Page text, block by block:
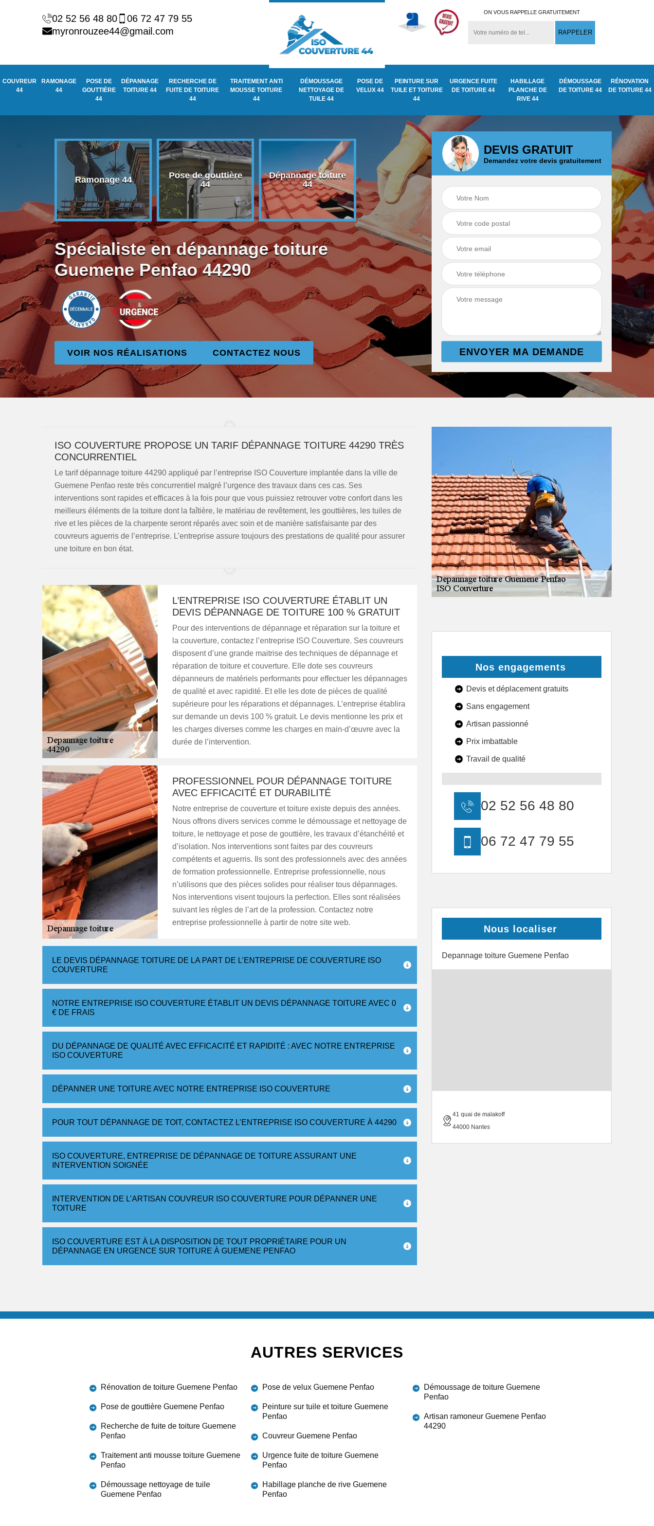
02 52 56 48 80
06 72 47 79 55
myronrouzee44@gmail.com
ON VOUS RAPPELLE GRATUITEMENT
COUVREUR
44
RAMONAGE
44
POSE DE
GOUTTIÈRE
44
DÉPANNAGE
TOITURE 44
RECHERCHE DE
FUITE DE TOITURE
44
TRAITEMENT ANTI
MOUSSE TOITURE
44
DÉMOUSSAGE
NETTOYAGE DE
TUILE 44
POSE DE
VELUX 44
PEINTURE SUR
TUILE ET TOITURE
44
URGENCE FUITE
DE TOITURE 44
HABILLAGE
PLANCHE DE
RIVE 44
DÉMOUSSAGE
DE TOITURE 44
RÉNOVATION
DE TOITURE 44
Ramonage 44
Pose de gouttière
44
Dépannage toiture
44
Recherche de fuite
de toiture 44
Traitement anti
Démoussage
nettoyage de tuile
44
Spécialiste en dépannage toiture
Guemene Penfao 44290
VOIR NOS RÉALISATIONS CONTACTEZ NOUS
DEVIS GRATUIT
Demandez votre devis gratuitement
ISO COUVERTURE PROPOSE UN TARIF DÉPANNAGE TOITURE 44290 TRÈS
CONCURRENTIEL
Le tarif dépannage toiture 44290 appliqué par l’entreprise ISO Couverture implantée dans la ville de
Guemene Penfao reste très concurrentiel malgré l’urgence des travaux dans ces cas. Ses
interventions sont rapides et efficaces à la fois pour que vous puissiez retrouver votre confort dans les
meilleurs éléments de la toiture dont la faîtière, le matériau de revêtement, les gouttières, les tuiles de
rive et les pièces de la charpente seront réparés avec soin et de manière satisfaisante par des
couvreurs aguerris de l’entreprise. L’entreprise assure toujours des prestations de qualité pour assurer
une toiture en bon état.
L’ENTREPRISE ISO COUVERTURE ÉTABLIT UN
DEVIS DÉPANNAGE DE TOITURE 100 % GRATUIT
Pour des interventions de dépannage et réparation sur la toiture et
la couverture, contactez l’entreprise ISO Couverture. Ses couvreurs
disposent d’une grande maitrise des techniques de dépannage et
réparation de toiture et couverture. Elle dote ses couvreurs
dépanneurs de matériels performants pour effectuer les dépannages
de qualité et avec rapidité. Et elle les dote de pièces de qualité
supérieure pour les réparations et dépannages. L’entreprise établira
sur demande un devis 100 % gratuit. Le devis mentionne les prix et
les charges diverses comme les charges en main-d’œuvre avec la
durée de l’intervention.
PROFESSIONNEL POUR DÉPANNAGE TOITURE
AVEC EFFICACITÉ ET DURABILITÉ
Notre entreprise de couverture et toiture existe depuis des années.
Nous offrons divers services comme le démoussage et nettoyage de
toiture, le nettoyage et pose de gouttière, les travaux d’étanchéité et
d’isolation. Nos interventions sont faites par des couvreurs
compétents et aguerris. Ils sont des professionnels avec des années
de formation professionnelle. Entreprise professionnelle, nous
n’utilisons que des pièces solides pour réaliser tous dépannages.
Nos interventions visent toujours la perfection. Elles sont réalisées
suivant les règles de l’art de la profession. Contactez notre
entreprise professionnelle à partir de notre site web.
LE DEVIS DÉPANNAGE TOITURE DE LA PART DE L’ENTREPRISE DE COUVERTURE ISO
COUVERTURE
NOTRE ENTREPRISE ISO COUVERTURE ÉTABLIT UN DEVIS DÉPANNAGE TOITURE AVEC 0
€ DE FRAIS
DU DÉPANNAGE DE QUALITÉ AVEC EFFICACITÉ ET RAPIDITÉ : AVEC NOTRE ENTREPRISE
ISO COUVERTURE
DÉPANNER UNE TOITURE AVEC NOTRE ENTREPRISE ISO COUVERTURE
POUR TOUT DÉPANNAGE DE TOIT, CONTACTEZ L’ENTREPRISE ISO COUVERTURE À 44290
ISO COUVERTURE, ENTREPRISE DE DÉPANNAGE DE TOITURE ASSURANT UNE
INTERVENTION SOIGNÉE
INTERVENTION DE L’ARTISAN COUVREUR ISO COUVERTURE POUR DÉPANNER UNE
TOITURE
ISO COUVERTURE EST À LA DISPOSITION DE TOUT PROPRIÉTAIRE POUR UN
DÉPANNAGE EN URGENCE SUR TOITURE À GUEMENE PENFAO
Nos engagements
Devis et déplacement gratuits
Sans engagement
Artisan passionné
Prix imbattable
Travail de qualité
02 52 56 48 80
06 72 47 79 55
Nous localiser
Depannage toiture Guemene Penfao
41 quai de malakoff
44000 Nantes
AUTRES SERVICES
Rénovation de toiture Guemene Penfao
Pose de gouttière Guemene Penfao
Recherche de fuite de toiture Guemene
Penfao
Traitement anti mousse toiture Guemene
Penfao
Démoussage nettoyage de tuile
Guemene Penfao
Pose de velux Guemene Penfao
Peinture sur tuile et toiture Guemene
Penfao
Couvreur Guemene Penfao
Urgence fuite de toiture Guemene
Penfao
Habillage planche de rive Guemene
Penfao
Démoussage de toiture Guemene
Penfao
Artisan ramoneur Guemene Penfao
44290